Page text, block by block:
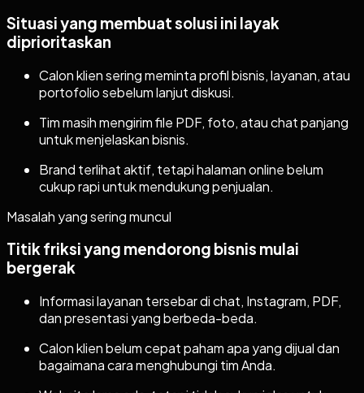
Situasi yang membuat solusi ini layak
diprioritaskan
Calon klien sering meminta profil bisnis, layanan, atau
portofolio sebelum lanjut diskusi.
Tim masih mengirim file PDF, foto, atau chat panjang
untuk menjelaskan bisnis.
Brand terlihat aktif, tetapi halaman online belum
cukup rapi untuk mendukung penjualan.
Masalah yang sering muncul
Titik friksi yang mendorong bisnis mulai
bergerak
Informasi layanan tersebar di chat, Instagram, PDF,
dan presentasi yang berbeda-beda.
Calon klien belum cepat paham apa yang dijual dan
bagaimana cara menghubungi tim Anda.